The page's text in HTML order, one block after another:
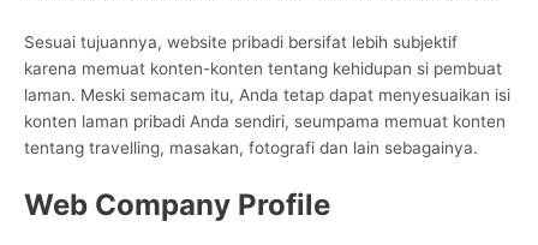
Sesuai tujuannya, website pribadi bersifat lebih subjektif
karena memuat konten-konten tentang kehidupan si pembuat
laman. Meski semacam itu, Anda tetap dapat menyesuaikan isi
konten laman pribadi Anda sendiri, seumpama memuat konten
tentang travelling, masakan, fotografi dan lain sebagainya.
Web Company Profile